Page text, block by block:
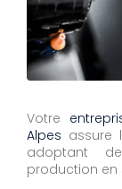
Votre
Alpes assure
adoptant
production en